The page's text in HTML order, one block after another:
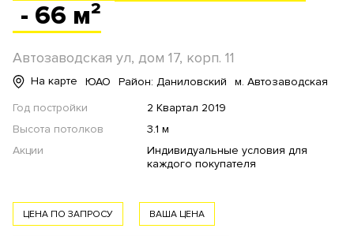
- 66 м²
Автозаводская ул, дом 17, корп. 11
На карте ЮАО Район: Даниловский
м. Автозаводская
Год постройки
2 Квартал 2019
Высота потолков
3.1 м
Акции
Индивидуальные условия для
каждого покупателя
ЦЕНА ПО ЗАПРОСУ ВАША ЦЕНА